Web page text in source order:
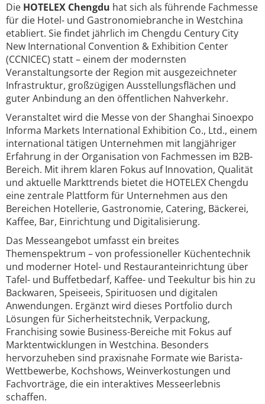
Die HOTELEX Chengdu hat sich als führende Fachmesse
für die Hotel- und Gastronomiebranche in Westchina
etabliert. Sie findet jährlich im Chengdu Century City
New International Convention & Exhibition Center
(CCNICEC) statt – einem der modernsten
Veranstaltungsorte der Region mit ausgezeichneter
Infrastruktur, großzügigen Ausstellungsflächen und
guter Anbindung an den öffentlichen Nahverkehr.
Veranstaltet wird die Messe von der Shanghai Sinoexpo
Informa Markets International Exhibition Co., Ltd., einem
international tätigen Unternehmen mit langjähriger
Erfahrung in der Organisation von Fachmessen im B2B-
Bereich. Mit ihrem klaren Fokus auf Innovation, Qualität
und aktuelle Markttrends bietet die HOTELEX Chengdu
eine zentrale Plattform für Unternehmen aus den
Bereichen Hotellerie, Gastronomie, Catering, Bäckerei,
Kaffee, Bar, Einrichtung und Digitalisierung.
Das Messeangebot umfasst ein breites
Themenspektrum – von professioneller Küchentechnik
und moderner Hotel- und Restauranteinrichtung über
Tafel- und Buffetbedarf, Kaffee- und Teekultur bis hin zu
Backwaren, Speiseeis, Spirituosen und digitalen
Anwendungen. Ergänzt wird dieses Portfolio durch
Lösungen für Sicherheitstechnik, Verpackung,
Franchising sowie Business-Bereiche mit Fokus auf
Marktentwicklungen in Westchina. Besonders
hervorzuheben sind praxisnahe Formate wie Barista-
Wettbewerbe, Kochshows, Weinverkostungen und
Fachvorträge, die ein interaktives Messeerlebnis
schaffen.